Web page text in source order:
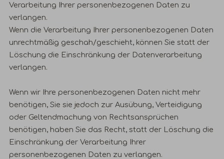
Verarbeitung Ihrer personenbezogenen Daten zu
verlangen.
Wenn die Verarbeitung Ihrer personenbezogenen Daten
unrechtmäßig geschah/geschieht, können Sie statt der
Löschung die Einschränkung der Datenverarbeitung
verlangen.
Wenn wir Ihre personenbezogenen Daten nicht mehr
benötigen, Sie sie jedoch zur Ausübung, Verteidigung
oder Geltendmachung von Rechtsansprüchen
benötigen, haben Sie das Recht, statt der Löschung die
Einschränkung der Verarbeitung Ihrer
personenbezogenen Daten zu verlangen.